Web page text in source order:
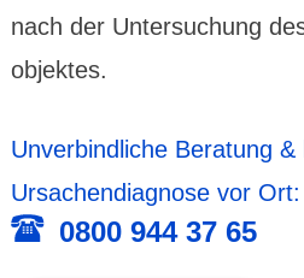
nach der Unter­suchung
objektes.
Unver­bind­liche Beratung &
Ursachen­diagnose vor Ort:
0800 944 37 65